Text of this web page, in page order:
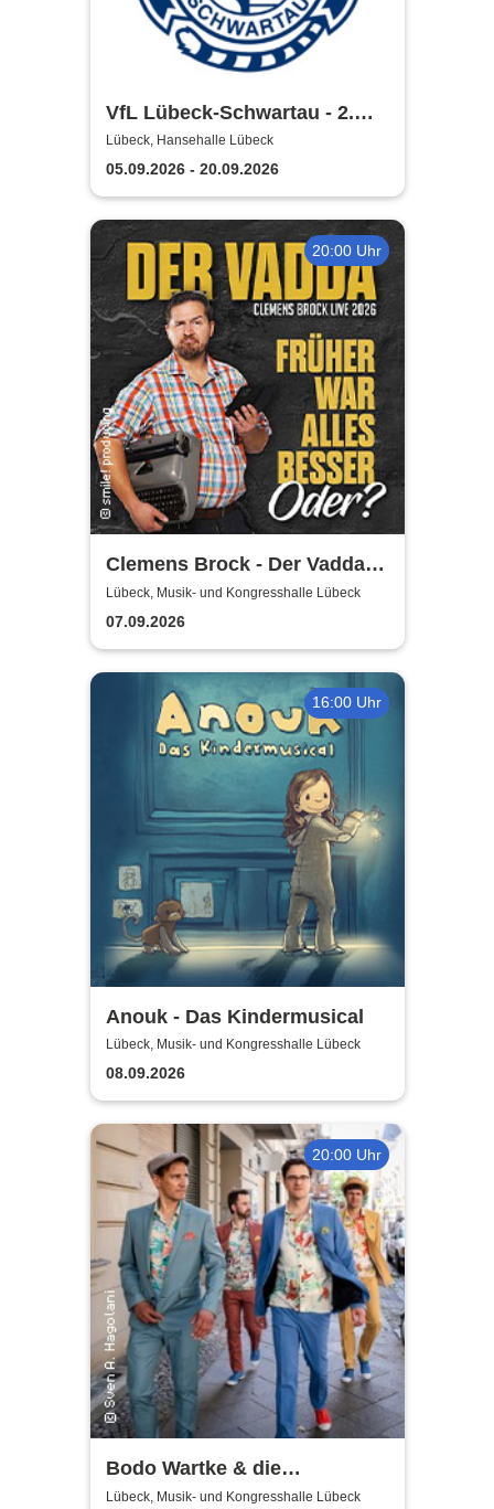
VfL Lübeck-Schwartau - 2.
Handball Bundesliga Saison
2026/2027
Lübeck, Hansehalle Lübeck
05.09.2026 - 20.09.2026
20:00 Uhr
Clemens Brock - Der Vadda -
Früher war alles besser,
oder?
Lübeck, Musik- und Kongresshalle Lübeck
07.09.2026
16:00 Uhr
Anouk - Das Kindermusical
Lübeck, Musik- und Kongresshalle Lübeck
08.09.2026
20:00 Uhr
Bodo Wartke & die
SchönenGutenA-Band - In
Lübeck, Musik- und Kongresshalle Lübeck